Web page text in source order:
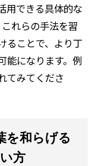
用できる具体的な
れらの手法を習
ることで、より丁
能になります。例
てみてくださ
を和らげる
方